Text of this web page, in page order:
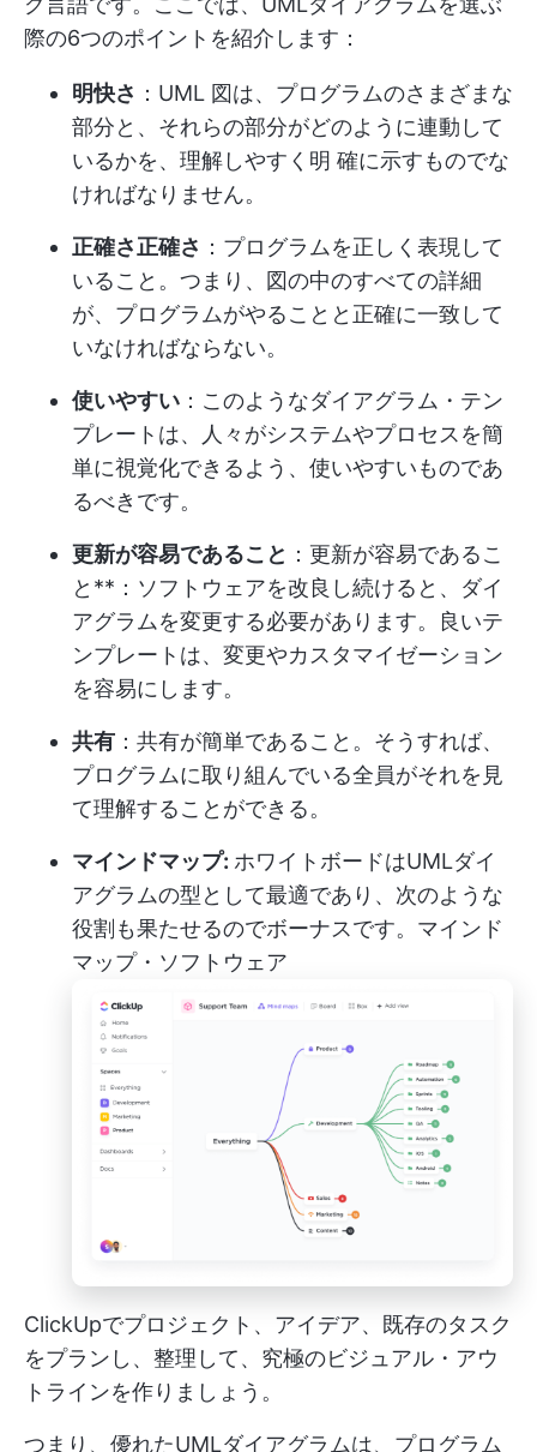
際の6つのポイントを紹介します：
明快さ ：UML 図は、プログラムのさまざまな
部分と、それらの部分がどのように連動して
いるかを、理解しやすく明 確に示すものでな
ければなりません。
正確さ正確さ ：プログラムを正しく表現して
いること。つまり、図の中のすべての詳細
が、プログラムがやることと正確に一致して
いなければならない。
使いやすい ：このようなダイアグラム・テン
プレートは、人々がシステムやプロセスを簡
単に視覚化できるよう、使いやすいものであ
るべきです。
更新が容易であること ：更新が容易であるこ
と**：ソフトウェアを改良し続けると、ダイ
アグラムを変更する必要があります。良いテ
ンプレートは、変更やカスタマイゼーション
を容易にします。
共有 ：共有が簡単であること。そうすれば、
プログラムに取り組んでいる全員がそれを見
て理解することができる。
マインドマップ: ホワイトボードはUMLダイ
アグラムの型として最適であり、次のような
役割も果たせるのでボーナスです。 マインド
マップ・ソフトウェア
ClickUpでプロジェクト、アイデア、既存のタスク
をプランし、整理して、究極のビジュアル・アウ
トラインを作りましょう。
つまり、優れたUMLダイアグラムは、プログラム